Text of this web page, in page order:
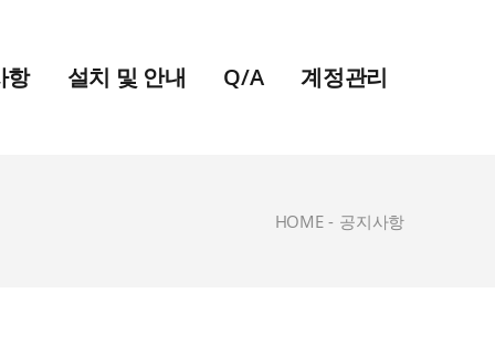
항 설치 및 안내 Q/A 계정관리
HOME - 공지사항